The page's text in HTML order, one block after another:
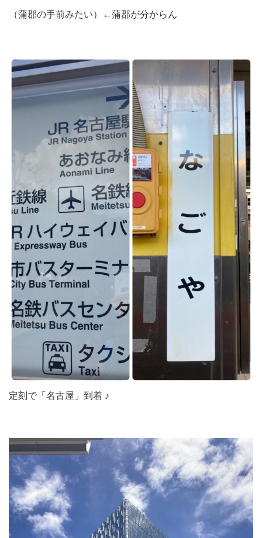
（蒲郡の手前みたい）←蒲郡が分からん
定刻で「名古屋」到着 ♪